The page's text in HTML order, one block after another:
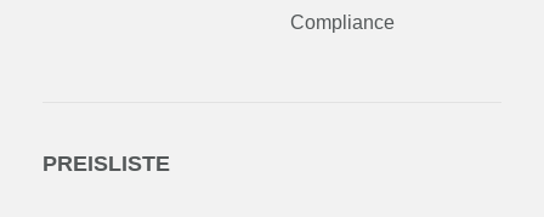
Compliance
PREISLISTE